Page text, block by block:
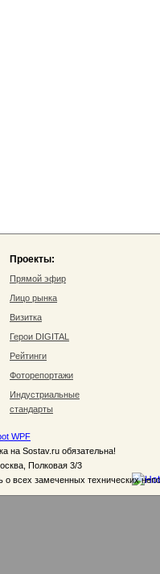
Проекты:
Прямой эфир
Лицо рынка
Визитка
Герои DIGITAL
Рейтинги
Фоторепортажи
Индустриальные
стандарты
WPF
на Sostav.ru обязательна!
Полковая 3/3
всех замеченных технических